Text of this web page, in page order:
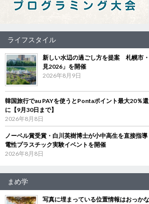
ライフスタイル
新しい水辺の過ごし方を提案 札幌市
見2026」を開催
2026年8月9日
韓国旅行でau PAYを使うとPontaポイント最大20％
に【9月30日まで】
2026年8月8日
ノーベル賞受賞・白川英樹博士が小中高生を直接指
電性プラスチック実験イベントを開催
2026年8月8日
まめ学
写真に埋まっている位置情報はおっか